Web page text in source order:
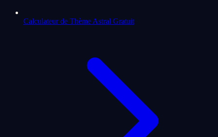
Calculateur de Thème Astral Gratuit